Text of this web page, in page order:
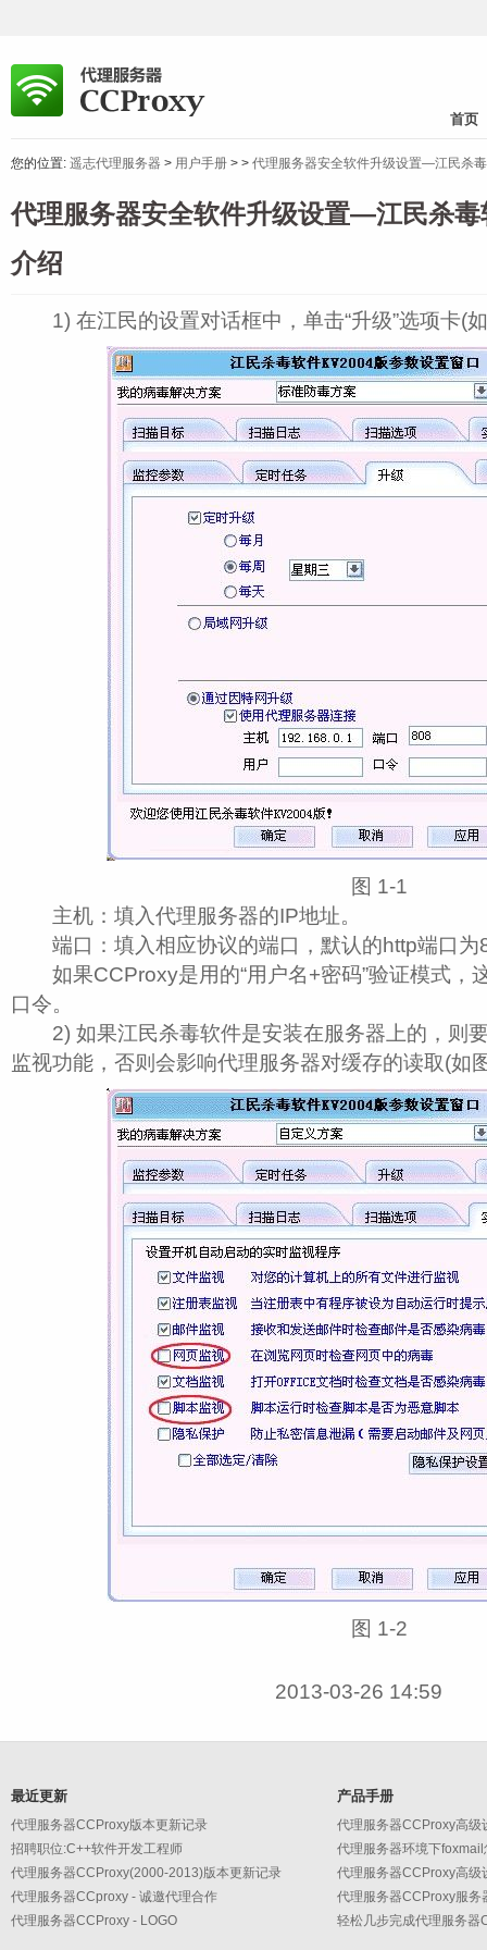
首页
您的位置: 遥志代理服务器 > 用户手册 > > 代理服务器安全软件升级设置—江民杀
代理服务器安全软件升级设置—江民杀毒
介绍
1) 在江民的设置对话框中，单击“升级”选项卡(如
图 1‑1
主机：填入代理服务器的IP地址。
端口：填入相应协议的端口，默认的http端口为
如果CCProxy是用的“用户名+密码”验证模式，
口令。
2) 如果江民杀毒软件是安装在服务器上的，则
监视功能，否则会影响代理服务器对缓存的读取(如
图 1‑2
2013-03-26 14:59
最近更新
代理服务器CCProxy版本更新记录
招聘职位:C++软件开发工程师
代理服务器CCProxy(2000-2013)版本更新记录
代理服务器CCproxy - 诚邀代理合作
代理服务器CCProxy - LOGO
产品手册
代理服务器环境下
代理服务器CCProxy服务
轻松几步完成代理服务器